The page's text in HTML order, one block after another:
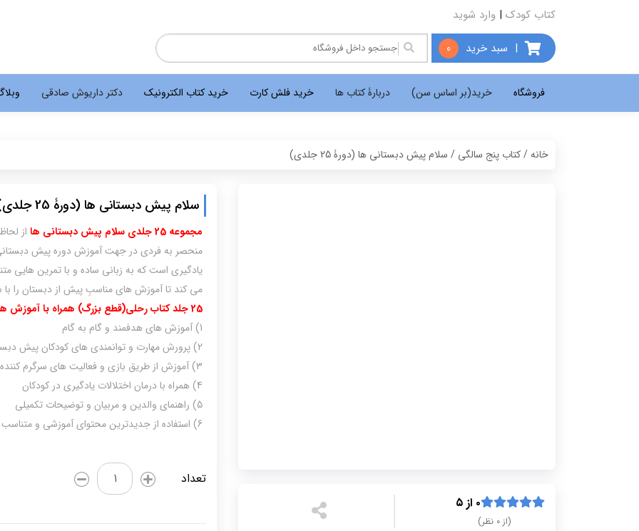
کتاب کودک | وارد شوید
| سبد خرید 0
فروشگاه خرید(بر اساس سن) دربارۀ کتاب ها خرید فلش کارت خرید کتاب الکترونیک دکتر داریوش صادقی
خانه/کتاب پنج سالگی / سلام پیش دبستانی ها (دورۀ 25 جلدی)
۰ از ۵
(از ۰ نظر)
سلام پیش دبستانی ها (دورۀ 25 جلدی)
مجموعه 25 جلدی سلام پیش دبستانی ها
از
منحصر به فردی در جهت آموزش دوره پیش
می کند تا آموزش های مناسبِ پیش از دبستان را
25 جلد کتاب رحلی(قطع بزرگ) همراه با آموزش های کامل – با راهنمای کامل برای والدین
1) آموزش های هدفمند و گام به گام
2) پرورش مهارت و توانمندی های کودکان پیش دبستانی
3) آموزش از طریق بازی و فعالیت های سرگرم کننده
4) همراه با درمان اختلالات یادگیری در کودکان
5) راهنمای والدین و مربیان و توضیحات تکمیلی
6) استفاده از جدیدترین محتوای آموزشی و متناسب با رشد شناختی(ذهنی) کودک
تعداد
سلام
پیش
ها